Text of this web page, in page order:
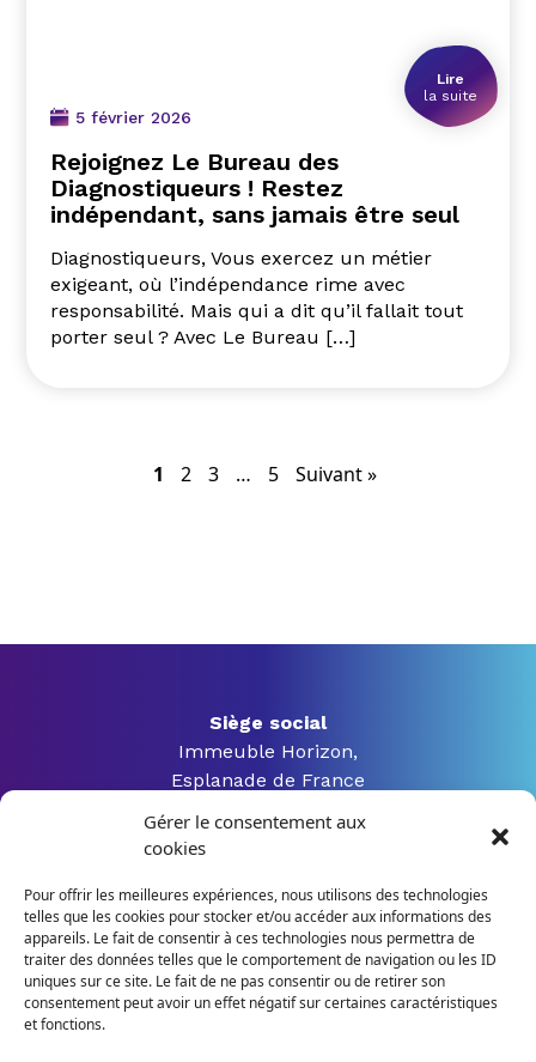
Gérer le consentement aux
cookies
Pour offrir les meilleures expériences, nous utilisons des technologies
telles que les cookies pour stocker et/ou accéder aux informations des
appareils. Le fait de consentir à ces technologies nous permettra de
traiter des données telles que le comportement de navigation ou les ID
uniques sur ce site. Le fait de ne pas consentir ou de retirer son
consentement peut avoir un effet négatif sur certaines caractéristiques
et fonctions.
Lire
la suite
5 février 2026
Rejoignez Le Bureau des
Diagnostiqueurs ! Restez
indépendant, sans jamais être seul
Diagnostiqueurs, Vous exercez un métier
exigeant, où l’indépendance rime avec
responsabilité. Mais qui a dit qu’il fallait tout
porter seul ? Avec Le Bureau […]
1 2 3 … 5 Suivant »
Siège social
Immeuble Horizon,
Esplanade de France
3 rue Jacques Constant Milleret
42000 Saint Etienne
04 28 04 07 54
contact@irilus-formation.fr